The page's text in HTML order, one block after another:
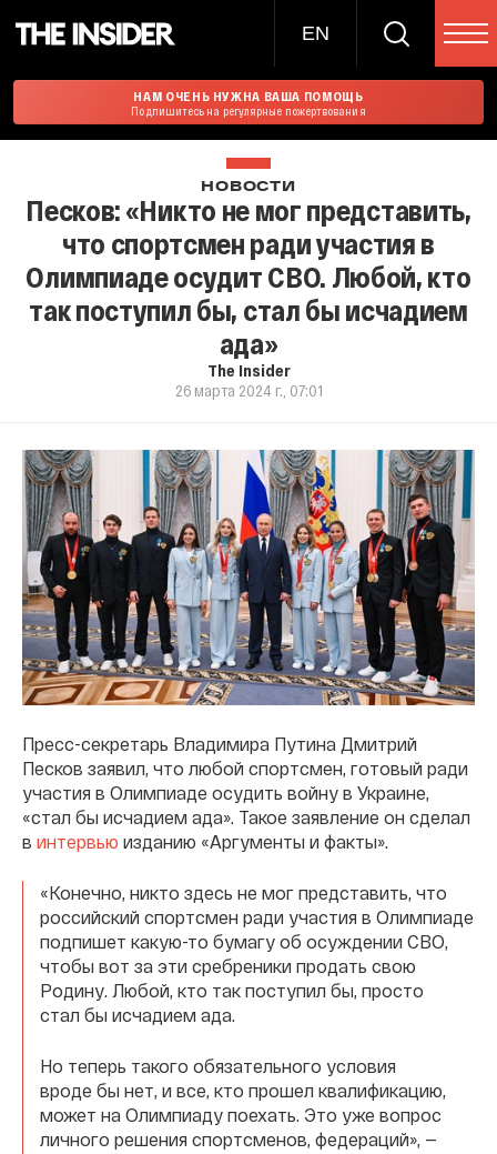
EN
НАМ ОЧЕНЬ НУЖНА ВАША ПОМОЩЬ
Подпишитесь на регулярные пожертвования
НОВОСТИ
Песков: «Никто не мог представить,
что спортсмен ради участия в
Олимпиаде осудит СВО. Любой, кто
так поступил бы, стал бы исчадием
ада»
The Insider
26 марта 2024 г., 07:01
Пресс-секретарь Владимира Путина Дмитрий
Песков заявил, что любой спортсмен, готовый ради
участия в Олимпиаде осудить войну в Украине,
«стал бы исчадием ада». Такое заявление он сделал
в интервью изданию «Аргументы и факты».
«Конечно, никто здесь не мог представить, что
российский спортсмен ради участия в Олимпиаде
подпишет какую-то бумагу об осуждении СВО,
чтобы вот за эти сребреники продать свою
Родину. Любой, кто так поступил бы, просто
стал бы исчадием ада.
Но теперь такого обязательного условия
вроде бы нет, и все, кто прошел квалификацию,
может на Олимпиаду поехать. Это уже вопрос
личного решения спортсменов, федераций», —